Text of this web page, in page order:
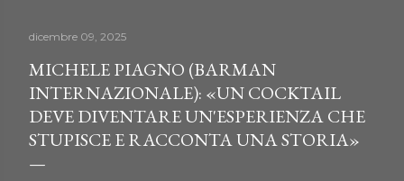
dicembre 09, 2025
MICHELE PIAGNO (BARMAN
INTERNAZIONALE): «UN COCKTAIL
DEVE DIVENTARE UN'ESPERIENZA CHE
STUPISCE E RACCONTA UNA STORIA»